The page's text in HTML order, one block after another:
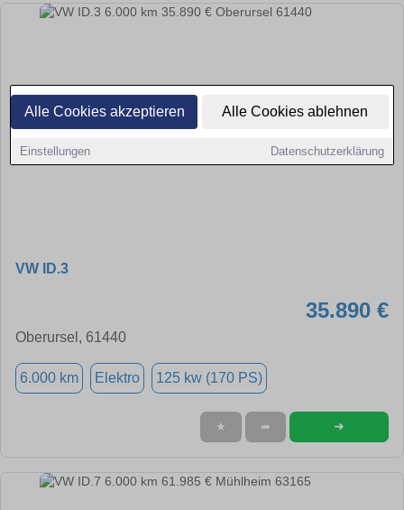
Alle Cookies akzeptieren Alle Cookies ablehnen
Einstellungen Datenschutzerklärung
VW ID.3
35.890 €
Oberursel, 61440
6.000 km Elektro 125 kw (170 PS)
★ ➦ ➜